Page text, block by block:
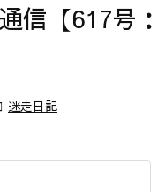
信【617号
迷走日記